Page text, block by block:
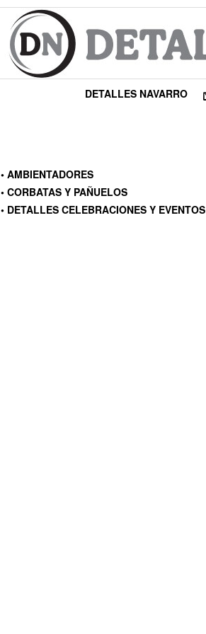
DETALLES NAVARRO
• AMBIENTADORES
• CORBATAS Y PAÑUELOS
• DETALLES CELEBRACIONES Y EVENTOS